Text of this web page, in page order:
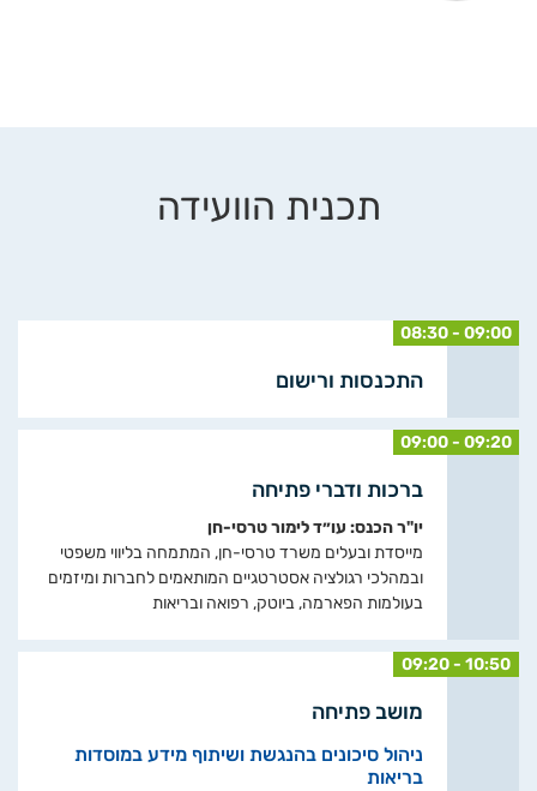
תכנית הוועידה
08:30 - 09:00
התכנסות ורישום
09:00 - 09:20
ברכות ודברי פתיחה
יו"ר הכנס: עו״ד לימור טרסי-חן
מייסדת ובעלים משרד טרסי-חן, המתמחה בליווי משפטי
ובמהלכי רגולציה אסטרטגיים המותאמים לחברות ומיזמים
בעולמות הפארמה, ביוטק, רפואה ובריאות
09:20 - 10:50
מושב פתיחה
ניהול סיכונים בהנגשת ושיתוף מידע במוסדות
בריאות